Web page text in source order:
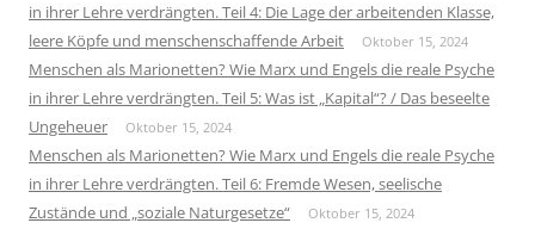
in ihrer Lehre verdrängten. Teil 4: Die Lage der arbeitenden Klasse,
leere Köpfe und menschenschaffende Arbeit
Oktober 15, 2024
Menschen als Marionetten? Wie Marx und Engels die reale Psyche
in ihrer Lehre verdrängten. Teil 5: Was ist „Kapital“? / Das beseelte
Ungeheuer
Oktober 15, 2024
Menschen als Marionetten? Wie Marx und Engels die reale Psyche
in ihrer Lehre verdrängten. Teil 6: Fremde Wesen, seelische
Zustände und „soziale Naturgesetze“
Oktober 15, 2024